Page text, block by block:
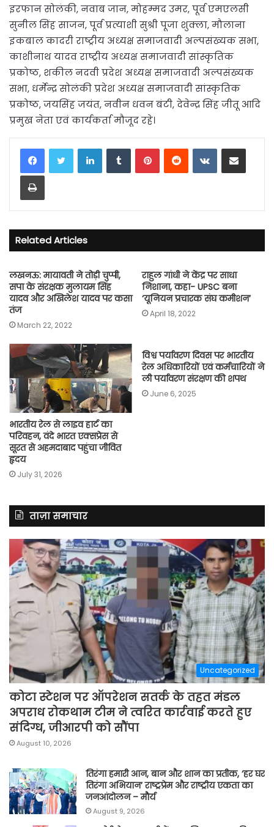
इरफान सोलंकी, नवाब जान, मोहम्मद उमर, पूर्व एमएलसी
सुनील सिंह साजन, पूर्व प्रत्याशी सुश्री पूजा शुक्ला, मौलाना
इकबाल कादरी राष्ट्रीय अध्यक्ष समाजवादी अल्पसंख्यक सभा,
काशीनाथ यादव राष्ट्रीय अध्यक्ष समाजवादी सांस्कृतिक
प्रकोष्ठ, शकील नदवी प्रदेश अध्यक्ष समाजवादी अल्पसंख्यक
सभा, धर्मेन्द्र सोलंकी प्रदेश अध्यक्ष समाजवादी सांस्कृतिक
प्रकोष्ठ, जयसिंह जयंत, नवीन धवन बंटी, देवेन्द्र सिंह जीतू आदि
प्रमुख नेता एवं कार्यकर्ता मौजूद रहे।
LinkedInTumblrPinterestReddit VKontakteShare via Email
Print
Related Articles
लखनऊ: मायावती ने तोड़ी चुप्पी,
सपा के संरक्षक मुलायम सिंह
यादव और अखिलेश यादव पर कसा
तंज
March 22, 2022
राहुल गांधी ने केंद्र पर साधा
निशाना, कहा- UPSC बना
‘यूनियन प्रचारक संघ कमीशन’
April 18, 2022
भारतीय रेल से लाइव हार्ट का
परिवहन, वंदे भारत एक्सप्रेस से
सूरत से अहमदाबाद पहुंचा जीवित
हृदय
July 31, 2026
विश्व पर्यावरण दिवस पर भारतीय
रेल अधिकारियों एवं कर्मचारियों ने
ली पर्यावरण संरक्षण की शपथ
June 6, 2025
ताज़ा समाचार
Uncategorized
कोटा स्टेशन पर ऑपरेशन सतर्क के तहत मंडल
अपराध रोकथाम टीम ने त्वरित कार्रवाई करते हुए
संदिग्ध, जीआरपी को सौंपा
August 10, 2026
तिरंगा हमारी आन, बान और शान का प्रतीक, ‘हर घर
तिरंगा अभियान’ राष्ट्रप्रेम और राष्ट्रीय एकता का
जनआंदोलन – मौर्य
August 9, 2026